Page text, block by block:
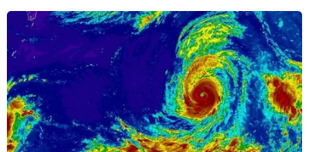
Theo dõi VietnamPlus